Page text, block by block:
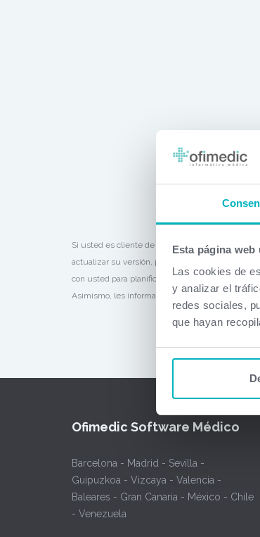
Esta página web
Las cookies de
y analizar el
redes sociales,
que hayan
Si usted es cliente de Ofimedic Cloud estas
actualizar su versión, póngase en contacto con
con usted para planificar la actualización. Los
Asimismo, les informamos que desde la sección
Ofimedic Software Médico
Barcelona - Madrid - Sevilla -
Guipuzkoa - Vizcaya - Valencia -
Baleares - Gran Canaria - México - Chile
- Venezuela